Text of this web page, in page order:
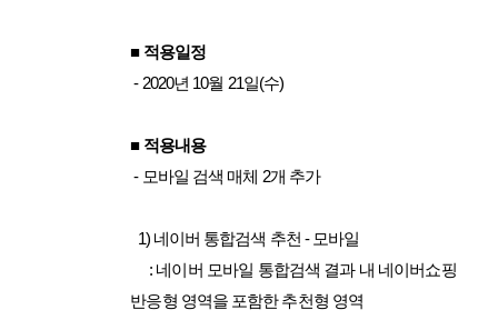
■ 적용일정
- 2020년 10월 21일(수)
■ 적용내용
- 모바일 검색 매체 2개 추가
1) 네이버 통합검색 추천 - 모바일
: 네이버 모바일 통합검색 결과 내 네이버쇼핑
반응형 영역을 포함한 추천형 영역